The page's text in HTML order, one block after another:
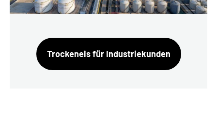
Trockeneis für Industriekunden